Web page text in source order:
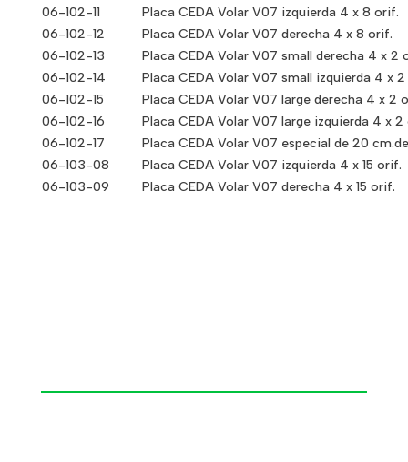
06-102-11
Placa CEDA Volar V07 izquierda 4 x 8 orif.
06-102-12
Placa CEDA Volar V07 derecha 4 x 8 orif.
06-102-13
Placa CEDA Volar V07 small derecha 4 x 2
06-102-14
Placa CEDA Volar V07 small izquierda 4 x
06-102-15
Placa CEDA Volar V07 large derecha 4 x 2
06-102-16
Placa CEDA Volar V07 large izquierda 4 x
06-102-17
Placa CEDA Volar V07 especial de 20
06-103-08
Placa CEDA Volar V07 izquierda 4 x 15 orif.
06-103-09
Placa CEDA Volar V07 derecha 4 x 15 orif.